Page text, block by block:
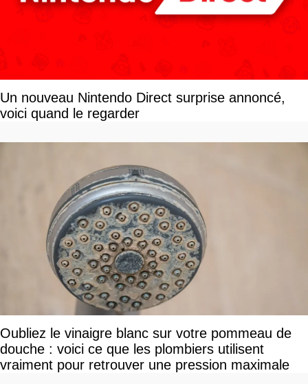
Un nouveau Nintendo Direct surprise annoncé,
voici quand le regarder
Oubliez le vinaigre blanc sur votre pommeau de
douche : voici ce que les plombiers utilisent
vraiment pour retrouver une pression maximale